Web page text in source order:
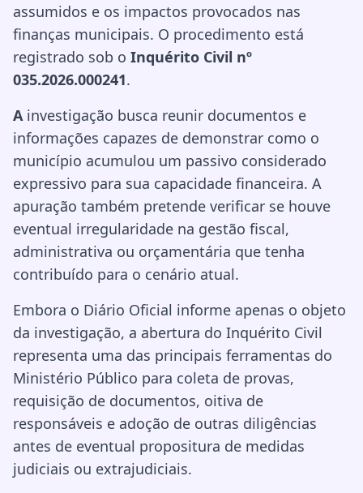
assumidos e os impactos provocados nas
finanças municipais. O procedimento está
registrado sob o Inquérito Civil nº
035.2026.000241.
A investigação busca reunir documentos e
informações capazes de demonstrar como o
município acumulou um passivo considerado
expressivo para sua capacidade financeira. A
apuração também pretende verificar se houve
eventual irregularidade na gestão fiscal,
administrativa ou orçamentária que tenha
contribuído para o cenário atual.
Embora o Diário Oficial informe apenas o objeto
da investigação, a abertura do Inquérito Civil
representa uma das principais ferramentas do
Ministério Público para coleta de provas,
requisição de documentos, oitiva de
responsáveis e adoção de outras diligências
antes de eventual propositura de medidas
judiciais ou extrajudiciais.